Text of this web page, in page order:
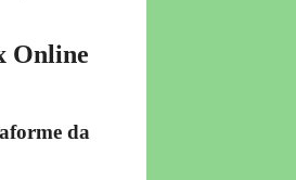
Online
da